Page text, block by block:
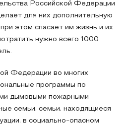
Российской Федерации
для них дополнительную
этом спасает им жизнь и их
нужно всего 1000
Федерации во многих
программы по
дымовыми пожарными
семьи, семьи, находящиеся
в социально-опасном